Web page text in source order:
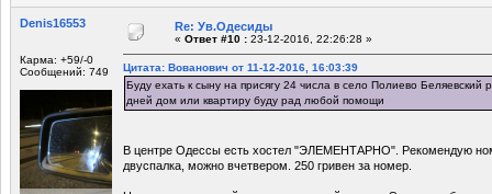
Denis16553
Карма: +59/-0
Сообщений: 749
Re: Ув.Одесиды
« Ответ #10 : 23-12-2016, 22:26:28 »
Цитата: Вованович от 11-12-2016, 16:03:39
Буду ехать к сыну на присягу 24 числа в село Полиево Беляевский
дней дом или квартиру буду рад любой помощи
В центре Одессы есть хостел "ЭЛЕМЕНТАРНО". Рекомендую
двуспалка, можно вчетвером. 250 гривен за номер.